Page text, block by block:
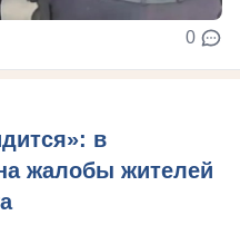
0
в
жалобы жителей